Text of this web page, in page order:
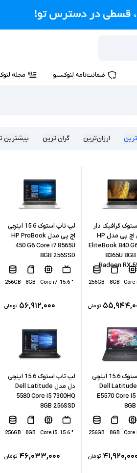
ضمانت‌نامه لنوکسیو مجله
ارزان‌ترین گران ترین بیشترین
گرافیک دار
14 اینچی اچ پی مدل HP
EliteBook 840
8365U
Radeon RX
Core
8GB
256GB
تومان
لپ تاپ استوک 15.6 اینچی
اچ پی مدل HP ProBook
450 G6 Core i7 8565U
8GB 256SSD
" 15.6
Core i7
8GB
256GB
۵۶,۹۱۲,۰۰۰ تومان
لپ تاپ استوک 15.6 اینچی
دل مدل Dell Latitude
E5570 Core i5
Core
8GB
256GB
تومان
لپ تاپ استوک 15.6 اینچی
دل مدل Dell Latitude
5580 Core i5 7300HQ
8GB 256SSD
" 15.6
Core i5
8GB
256GB
۴۶,۰۳۳,۰۰۰ تومان